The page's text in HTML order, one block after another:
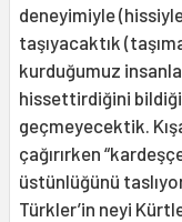
deneyimiyle
taşıyacaktık
kurduğumuz
hissettirdiğini
geçmeyecektik.
çağırırken
üstünlüğünü
Türkler’in neyi